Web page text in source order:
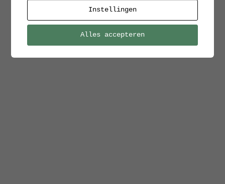
Instellingen
Alles accepteren